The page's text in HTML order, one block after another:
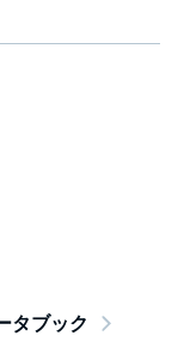
タブック